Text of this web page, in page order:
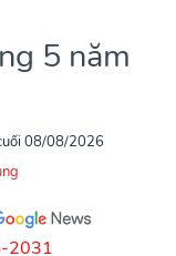
5 năm
08/08/2026
2031